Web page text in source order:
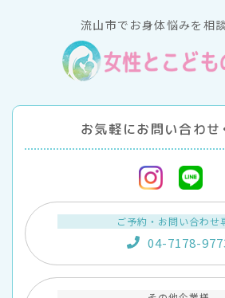
流山市でお身体悩みを相
お気軽にお問い合わせ
ご予約・お問い合わせ
04-7178-